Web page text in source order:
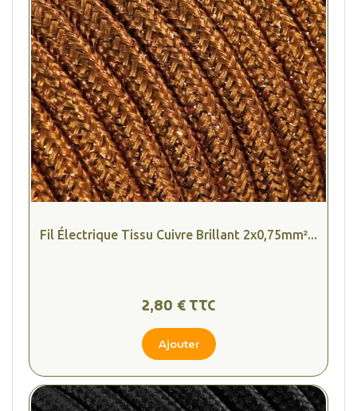
Fil Électrique Tissu Cuivre Brillant 2x0,75mm²...
2,80 € TTC
Ajouter